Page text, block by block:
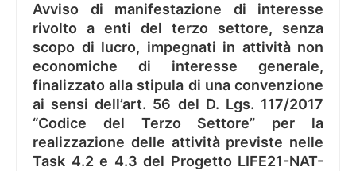
Avviso di manifestazione di interesse
rivolto a enti del terzo settore, senza
scopo di lucro, impegnati in attività non
economiche di interesse generale,
finalizzato alla stipula di una convenzione
ai sensi dell’art. 56 del D. Lgs. 117/2017
“Codice del Terzo Settore” per la
realizzazione delle attività previste nelle
Task 4.2 e 4.3 del Progetto LIFE21-NAT-